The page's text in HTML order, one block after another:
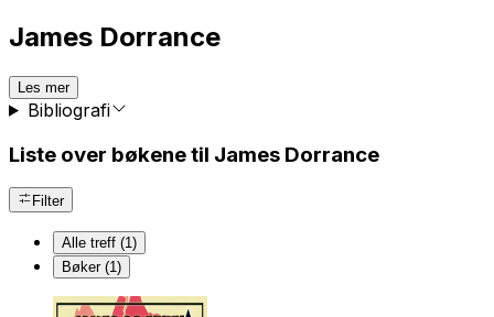
James Dorrance
Les mer
Bibliografi
Liste over bøkene til James Dorrance
Filter
Alle treff (1)
Bøker (1)